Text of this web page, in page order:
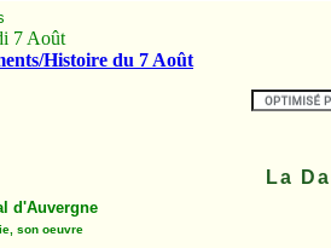
d'Auvergne
son oeuvre
La